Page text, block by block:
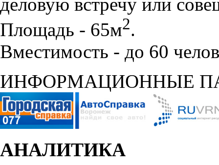
Площадь - 65м2.
Вместимость - до 60
ИНФОРМАЦИОННЫЕ
АНАЛИТИКА